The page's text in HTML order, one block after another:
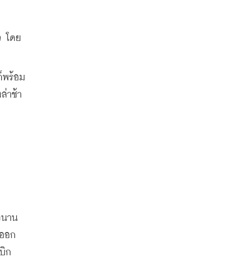
โดย
พร้อม
าช้า
าน
อก
ก